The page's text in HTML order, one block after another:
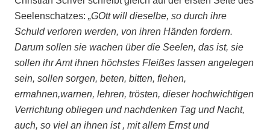
Seelenschatzes: „GOtt will dieselbe, so durch ihre
Schuld verloren werden, von ihren Händen fordern.
Darum sollen sie wachen über die Seelen, das ist, sie
sollen ihr Amt ihnen höchstes Fleißes lassen angelegen
sein, sollen sorgen, beten, bitten, flehen,
ermahnen,warnen, lehren, trösten, dieser hochwichtigen
Verrichtung obliegen und nachdenken Tag und Nacht,
auch, so viel an ihnen ist , mit allem Ernst und